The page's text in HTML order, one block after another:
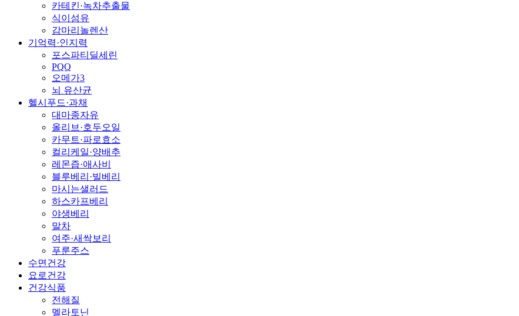
카테킨·녹차추출물
식이섬유
감마리놀렌산
기억력·인지력
포스파티딜세린
PQQ
오메가3
뇌 유산균
헬시푸드·과채
대마종자유
올리브·호두오일
카무트·파로효소
컬리케일·양배추
레몬즙·애사비
블루베리·빌베리
마시는샐러드
하스카프베리
야생베리
말차
여주·새싹보리
푸룬주스
수면건강
요로건강
건강식품
전해질
멜라토닌